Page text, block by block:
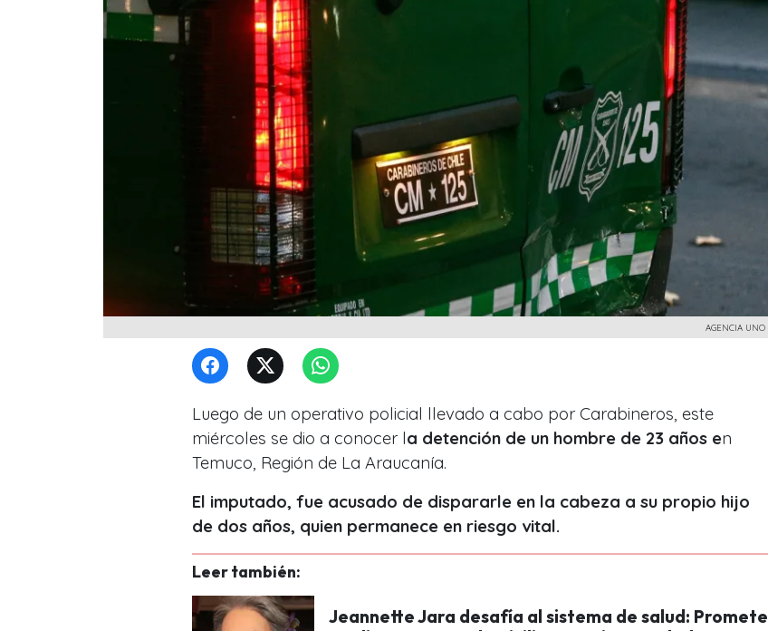
AGENCIA UNO
Luego de un operativo policial llevado a cabo por Carabineros, este
miércoles se dio a conocer la detención de un hombre de 23 años en
Temuco, Región de La Araucanía.
El imputado, fue acusado de dispararle en la cabeza a su propio hijo
de dos años, quien permanece en riesgo vital.
Leer también:
Jeannette Jara desafía al sistema de salud: Promete